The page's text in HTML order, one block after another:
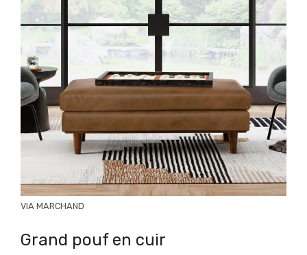
VIA MARCHAND
Grand pouf en cuir